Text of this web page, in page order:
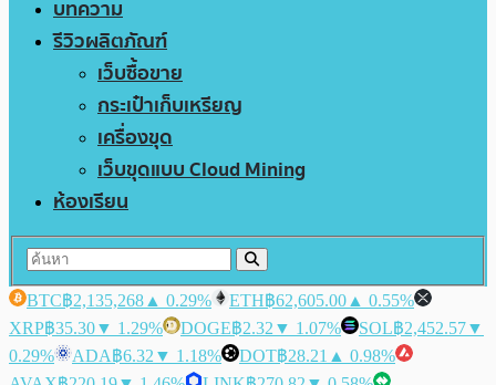
บทความ
รีวิวผลิตภัณฑ์
เว็บซื้อขาย
กระเป๋าเก็บเหรียญ
เครื่องขุด
เว็บขุดแบบ Cloud Mining
ห้องเรียน
BTC฿2,135,268 ▲ 0.29% ETH฿62,605.00 ▲ 0.55%
XRP฿35.30▼ 1.29% DOGE฿2.32 ▼ 1.07% SOL฿2,452.57▼
0.29%
ADA฿6.32 ▼ 1.18% DOT฿28.21 ▲ 0.98%